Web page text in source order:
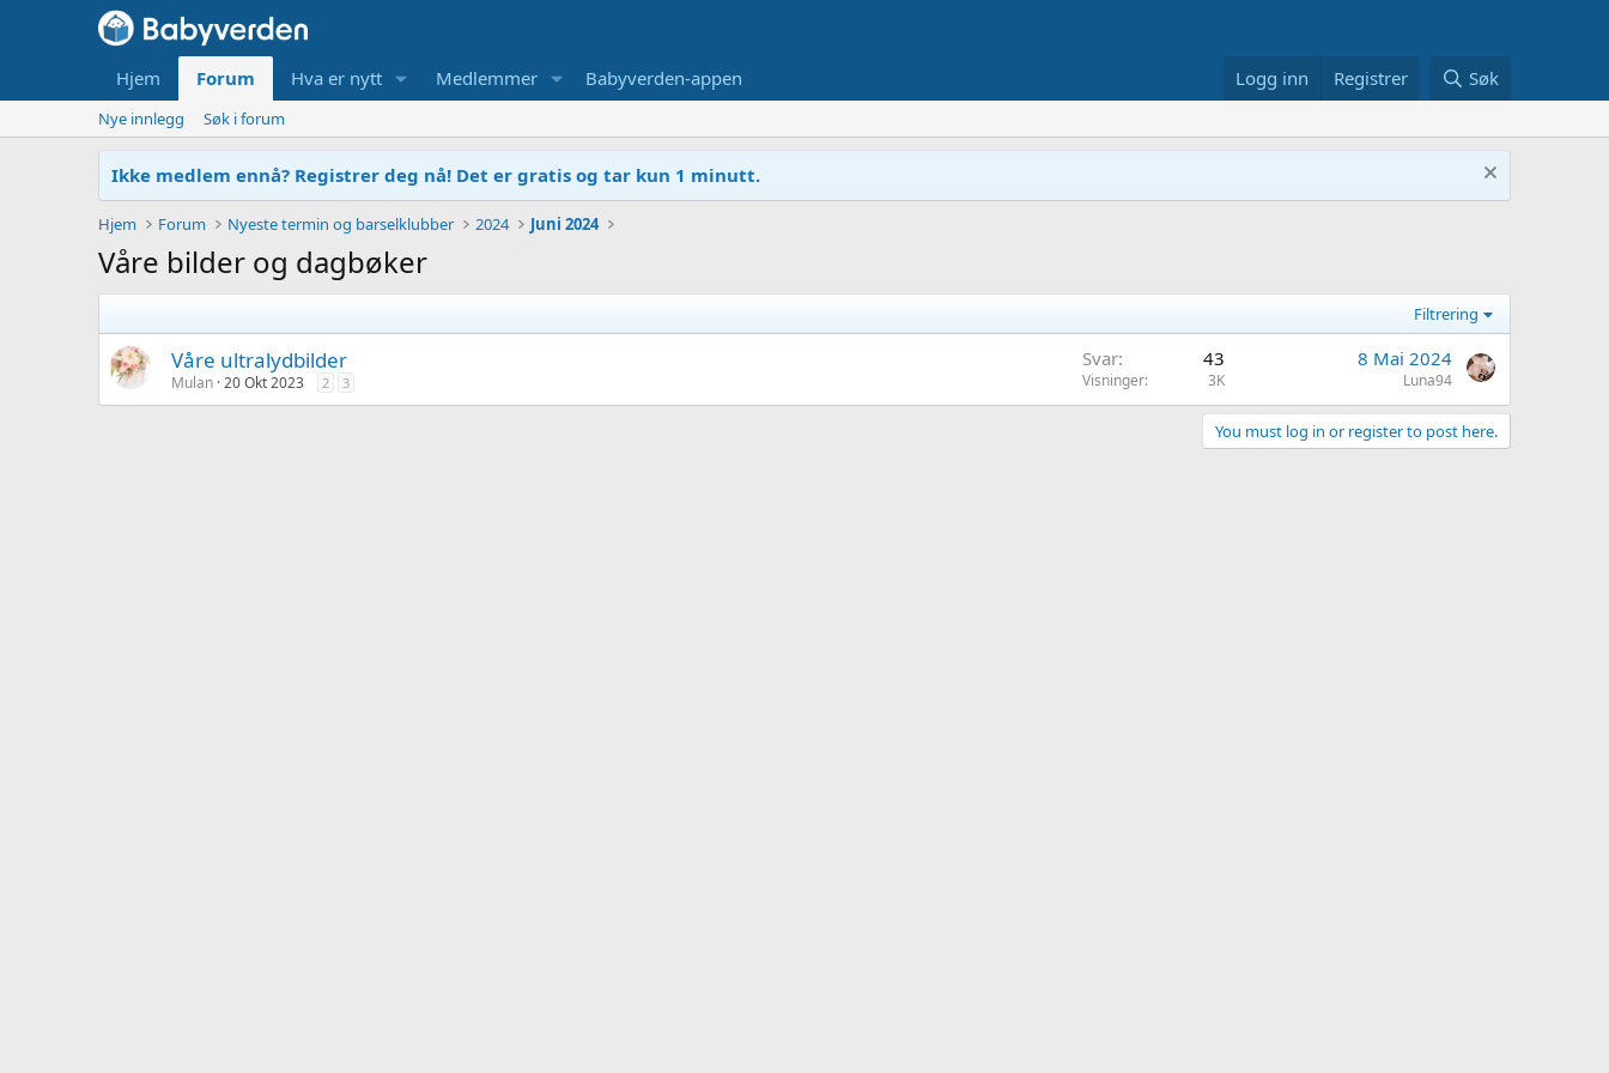
Hjem Forum Hva er nytt Medlemmer Babyverden-appen Logg inn Registrer Søk
Nye innlegg Søk i forum
Ikke medlem ennå? Registrer deg nå! Det er gratis og tar kun 1 minutt.
Hjem Forum Nyeste termin og barselklubber 2024 Juni 2024
Våre bilder og dagbøker
Filtrering
Våre ultralydbilder
Mulan 20 Okt 2023 2 3
Svar 43
Visninger 3K
8 Mai 2024
Luna94
You must log in or register to post here.